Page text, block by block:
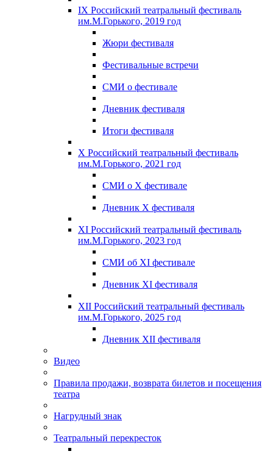
IX Российский театральный фестиваль
им.М.Горького, 2019 год
Жюри фестиваля
Фестивальные встречи
СМИ о фестивале
Дневник фестиваля
Итоги фестиваля
X Российский театральный фестиваль
им.М.Горького, 2021 год
СМИ о X фестивале
Дневник X фестиваля
XI Российский театральный фестиваль
им.М.Горького, 2023 год
СМИ об XI фестивале
Дневник XI фестиваля
XII Российский театральный фестиваль
им.М.Горького, 2025 год
Дневник XII фестиваля
Видео
Правила продажи, возврата билетов и посещения
театра
Нагрудный знак
Театральный перекресток